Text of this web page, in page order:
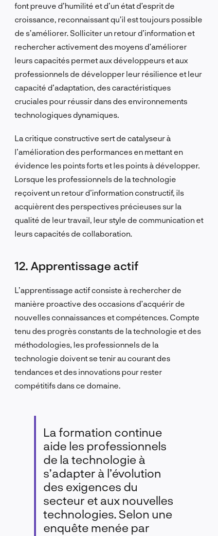
font preuve d’humilité et d’un état d’esprit de
croissance, reconnaissant qu’il est toujours possible
de s’améliorer. Solliciter un retour d’information et
rechercher activement des moyens d’améliorer
leurs capacités permet aux développeurs et aux
professionnels de développer leur résilience et leur
capacité d’adaptation, des caractéristiques
cruciales pour réussir dans des environnements
technologiques dynamiques.
La critique constructive sert de catalyseur à
l’amélioration des performances en mettant en
évidence les points forts et les points à développer.
Lorsque les professionnels de la technologie
reçoivent un retour d’information constructif, ils
acquièrent des perspectives précieuses sur la
qualité de leur travail, leur style de communication et
leurs capacités de collaboration.
12. Apprentissage actif
L’apprentissage actif consiste à rechercher de
manière proactive des occasions d’acquérir de
nouvelles connaissances et compétences. Compte
tenu des progrès constants de la technologie et des
méthodologies, les professionnels de la
technologie doivent se tenir au courant des
tendances et des innovations pour rester
compétitifs dans ce domaine.
La formation continue
aide les professionnels
de la technologie à
s’adapter à l’évolution
des exigences du
secteur et aux nouvelles
technologies. Selon une
enquête menée par